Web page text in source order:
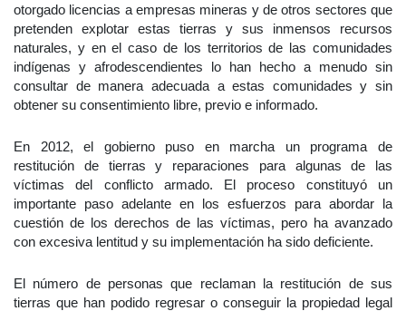
otorgado licencias a empresas mineras y de otros sectores que
pretenden explotar estas tierras y sus inmensos recursos
naturales, y en el caso de los territorios de las comunidades
indígenas y afrodescendientes lo han hecho a menudo sin
consultar de manera adecuada a estas comunidades y sin
obtener su consentimiento libre, previo e informado.
En 2012, el gobierno puso en marcha un programa de
restitución de tierras y reparaciones para algunas de las
víctimas del conflicto armado. El proceso constituyó un
importante paso adelante en los esfuerzos para abordar la
cuestión de los derechos de las víctimas, pero ha avanzado
con excesiva lentitud y su implementación ha sido deficiente.
El número de personas que reclaman la restitución de sus
tierras que han podido regresar o conseguir la propiedad legal